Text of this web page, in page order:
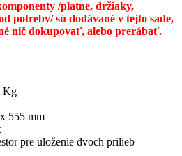
/platne, držiaky,
potreby/ sú dodávané v tejto sade,
nič dokupovať, alebo prerábať.
Kg
555 mm
pre uloženie dvoch prilieb